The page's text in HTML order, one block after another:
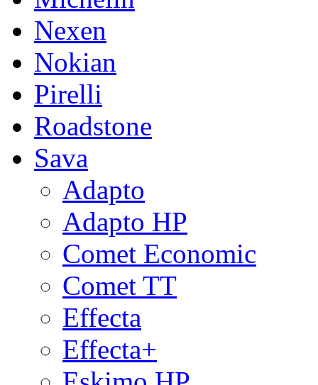
Nexen
Nokian
Pirelli
Roadstone
Sava
Adapto
Adapto HP
Comet Economic
Comet TT
Effecta
Effecta+